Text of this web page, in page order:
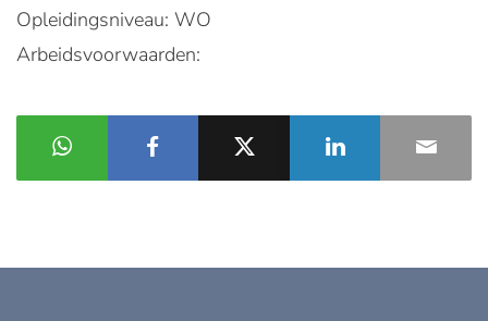
Opleidingsniveau: WO
Arbeidsvoorwaarden: